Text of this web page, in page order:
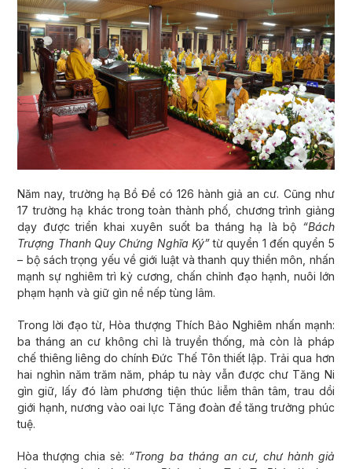
Năm nay, trường hạ Bồ Đề có 126 hành giả an cư. Cũng như
17 trường hạ khác trong toàn thành phố, chương trình giảng
dạy được triển khai xuyên suốt ba tháng hạ là bộ “Bách
Trượng Thanh Quy Chứng Nghĩa Ký”từ quyển 1 đến quyển 5
– bộ sách trọng yếu về giới luật và thanh quy thiền môn, nhấn
mạnh sự nghiêm trì kỷ cương, chấn chỉnh đạo hạnh, nuôi lớn
phạm hạnh và giữ gìn nề nếp tùng lâm.
Trong lời đạo từ, Hòa thượng Thích Bảo Nghiêm nhấn mạnh:
ba tháng an cư không chỉ là truyền thống, mà còn là pháp
chế thiêng liêng do chính Đức Thế Tôn thiết lập. Trải qua hơn
hai nghìn năm trăm năm, pháp tu này vẫn được chư Tăng Ni
gìn giữ, lấy đó làm phương tiện thúc liễm thân tâm, trau dồi
giới hạnh, nương vào oai lực Tăng đoàn để tăng trưởng phúc
tuệ.
Hòa thượng chia sẻ: “Trong ba tháng an cư, chư hành giả